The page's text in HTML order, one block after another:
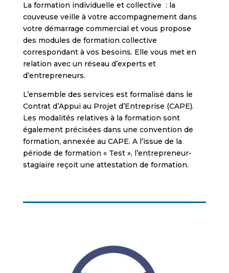
La formation individuelle et collective : la
couveuse veille à votre accompagnement dans
votre démarrage commercial et vous propose
des modules de formation collective
correspondant à vos besoins. Elle vous met en
relation avec un réseau d’experts et
d’entrepreneurs.
L’ensemble des services est formalisé dans le
Contrat d’Appui au Projet d’Entreprise (CAPE).
Les modalités relatives à la formation sont
également précisées dans une convention de
formation, annexée au CAPE. A l’issue de la
période de formation « Test », l’entrepreneur-
stagiaire reçoit une attestation de formation.